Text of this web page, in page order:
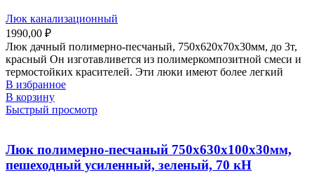
Люк канализационный
1990,00 ₽
Люк дачный полимерно-песчаный, 750х620х70х30мм, до 3т,
красный Он изготавливется из полимеркомпозитной смеси и
термостойких красителей. Эти люки имеют более легкий
В избранное
В корзину
Быстрый просмотр
Люк полимерно-песчаный 750х630х100х30мм,
пешеходный усиленный, зеленый, 70 кН